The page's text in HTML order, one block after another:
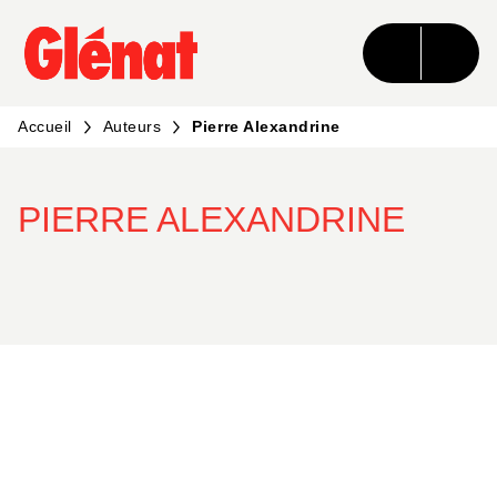
MENU RECHERCHE CONTENU
PIED DE PAGE
Accueil Auteurs Pierre Alexandrine
PIERRE ALEXANDRINE